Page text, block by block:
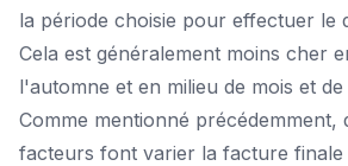
la période choisie pour effectuer le
Cela est généralement moins cher
l'automne et en milieu de mois et de
Comme mentionné précédemment,
facteurs font varier la facture